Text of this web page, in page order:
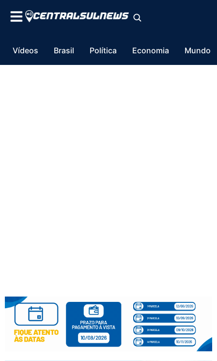
Vídeos Brasil Política Economia Mundo